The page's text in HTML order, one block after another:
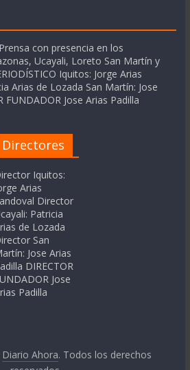
con presencia en los
Ucayali, Loreto San Martín y
Iquitos: Jorge Arias
Arias de Lozada San Martín: Jose
FUNDADOR Jose Arias Padilla
Directores
Iquitos:
Arias
Director
Patricia
de Lozada
San
Jose Arias
DIRECTOR
Jose
Padilla
Diario Ahora. Todos los derechos